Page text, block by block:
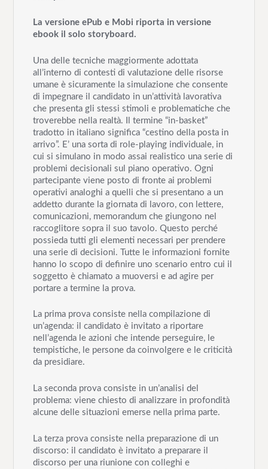
La versione ePub e Mobi riporta in versione
ebook il solo storyboard.
Una delle tecniche maggiormente adottata
all’interno di contesti di valutazione delle risorse
umane è sicuramente la simulazione che consente
di impegnare il candidato in un’attività lavorativa
che presenta gli stessi stimoli e problematiche che
troverebbe nella realtà. Il termine “in-basket”
tradotto in italiano significa “cestino della posta in
arrivo”. E’ una sorta di role-playing individuale, in
cui si simulano in modo assai realistico una serie di
problemi decisionali sul piano operativo. Ogni
partecipante viene posto di fronte ai problemi
operativi analoghi a quelli che si presentano a un
addetto durante la giornata di lavoro, con lettere,
comunicazioni, memorandum che giungono nel
raccoglitore sopra il suo tavolo. Questo perché
possieda tutti gli elementi necessari per prendere
una serie di decisioni. Tutte le informazioni fornite
hanno lo scopo di definire uno scenario entro cui il
soggetto è chiamato a muoversi e ad agire per
portare a termine la prova.
La prima prova consiste nella compilazione di
un’agenda: il candidato è invitato a riportare
nell’agenda le azioni che intende perseguire, le
tempistiche, le persone da coinvolgere e le criticità
da presidiare.
La seconda prova consiste in un’analisi del
problema: viene chiesto di analizzare in profondità
alcune delle situazioni emerse nella prima parte.
La terza prova consiste nella preparazione di un
discorso: il candidato è invitato a preparare il
discorso per una riunione con colleghi e